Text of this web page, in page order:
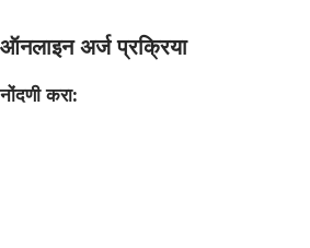
ऑनलाइन अर्ज प्रक्रिया
नोंदणी करा: